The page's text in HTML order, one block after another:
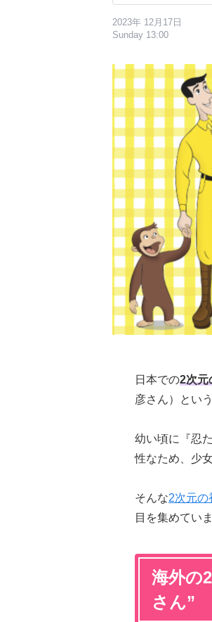
2023年 12月17日
Sunday 13:00
日本での2次元
彦さん）とい
幼い頃に『忍
性なため、少
そんな2次元の
目を集めていま
海外の
さん”